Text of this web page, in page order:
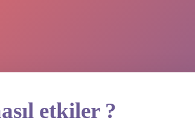
etkiler ?